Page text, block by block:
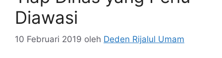
Diawasi
10 Februari 2019 oleh Deden Rijalul Umam